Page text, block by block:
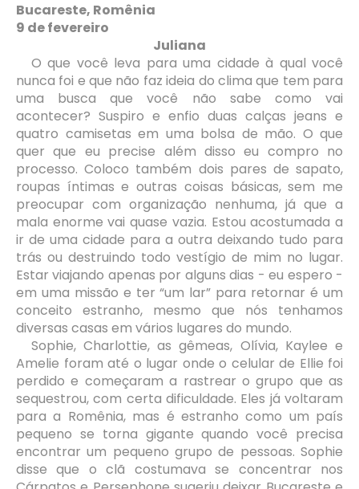
Bucareste, Romênia
9 de fevereiro
Juliana
O que você leva para uma cidade à qual você
nunca foi e que não faz ideia do clima que tem para
uma busca que você não sabe como vai
acontecer? Suspiro e enfio duas calças jeans e
quatro camisetas em uma bolsa de mão. O que
quer que eu precise além disso eu compro no
processo. Coloco também dois pares de sapato,
roupas íntimas e outras coisas básicas, sem me
preocupar com organização nenhuma, já que a
mala enorme vai quase vazia. Estou acostumada a
ir de uma cidade para a outra deixando tudo para
trás ou destruindo todo vestígio de mim no lugar.
Estar viajando apenas por alguns dias - eu espero -
em uma missão e ter “um lar” para retornar é um
conceito estranho, mesmo que nós tenhamos
diversas casas em vários lugares do mundo.
Sophie, Charlottie, as gêmeas, Olívia, Kaylee e
Amelie foram até o lugar onde o celular de Ellie foi
perdido e começaram a rastrear o grupo que as
sequestrou, com certa dificuldade. Eles já voltaram
para a Romênia, mas é estranho como um país
pequeno se torna gigante quando você precisa
encontrar um pequeno grupo de pessoas. Sophie
disse que o clã costumava se concentrar nos